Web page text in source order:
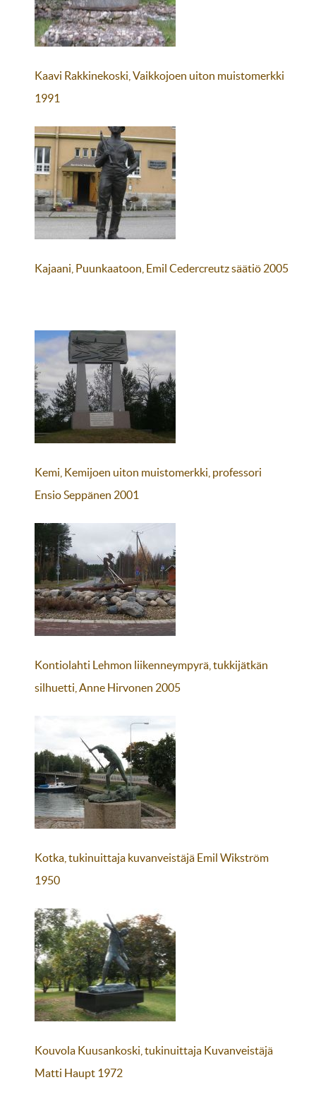
Kaavi Rakkinekoski, Vaikkojoen uiton muistomerkki
1991
Kajaani, Puunkaatoon, Emil Cedercreutz säätiö 2005
Kemi, Kemijoen uiton muistomerkki, professori
Ensio Seppänen 2001
Kontiolahti Lehmon liikenneympyrä, tukkijätkän
silhuetti, Anne Hirvonen 2005
Kotka, tukinuittaja kuvanveistäjä Emil Wikström
1950
Kouvola Kuusankoski, tukinuittaja Kuvanveistäjä
Matti Haupt 1972